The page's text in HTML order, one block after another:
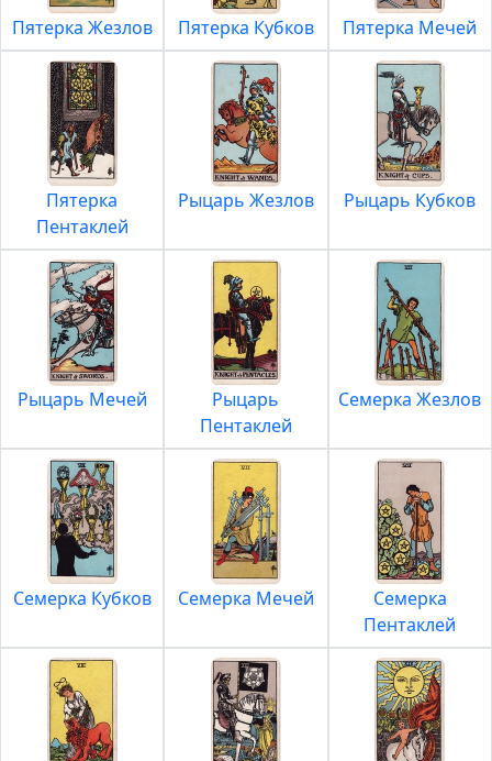
Пятерка Жезлов Пятерка Кубков Пятерка Мечей
Пятерка
Пентаклей
Рыцарь Жезлов Рыцарь Кубков
Рыцарь Мечей
Рыцарь
Пентаклей
Семерка Жезлов
Семерка Кубков Семерка Мечей
Семерка
Пентаклей